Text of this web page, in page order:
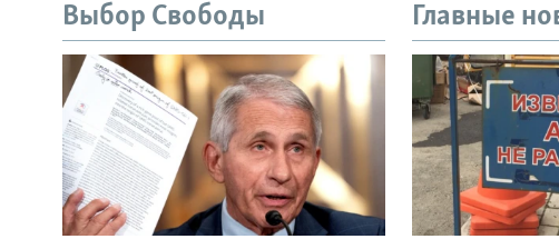
Выбор Свободы Главные